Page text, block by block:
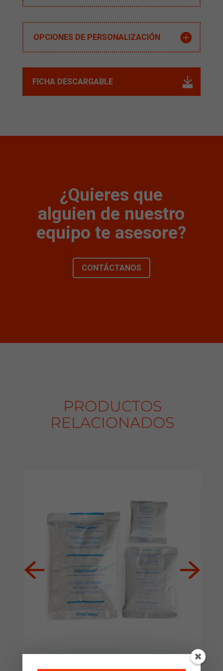
OPCIONES DE PERSONALIZACIÓN
FICHA DESCARGABLE
¿Quieres que
alguien de nuestro
equipo te asesore?
CONTÁCTANOS
PRODUCTOS
RELACIONADOS